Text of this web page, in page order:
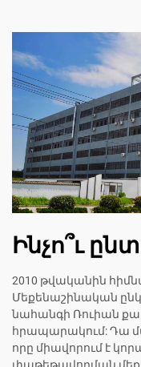
Ինչո՞ւ
2010 թվականին
Մեքենաշինական
նահանգի Ռուիան
հրապարակում: Դա
որը միավորում է